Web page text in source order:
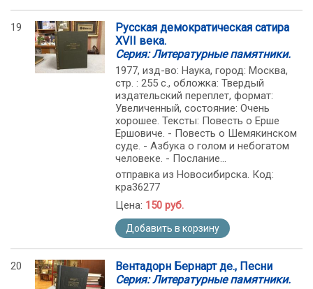
19
Русская демократическая сатира
XVII века.
Серия: Литературные памятники.
1977, изд-во: Наука, город: Москва,
стр. : 255 с., обложка: Твердый
издательский переплет, формат:
Увеличенный, состояние: Очень
хорошее. Тексты: Повесть о Ерше
Ершовиче. - Повесть о Шемякинском
суде. - Азбука о голом и небогатом
человеке. - Послание...
отправка из Новосибирска. Код:
кра36277
Цена: 150 руб.
Добавить в корзину
20
Вентадорн Бернарт де., Песни
Серия: Литературные памятники.